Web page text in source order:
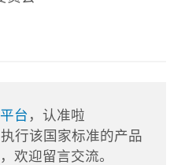
台 ，认准啦
行该国家标准的产品
，欢迎留言交流。